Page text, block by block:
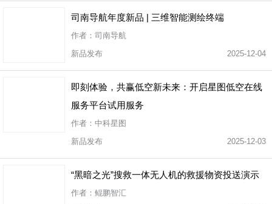
司南导航年度新品 | 三维智能测绘终端
作者：司南导航
新品发布
2025-12-04
即刻体验，共赢低空新未来：开启星图低空在线
服务平台试用服务
作者：中科星图
新品发布
2025-12-03
“黑暗之光”搜救一体无人机的救援物资投送演示
作者：鲲鹏智汇